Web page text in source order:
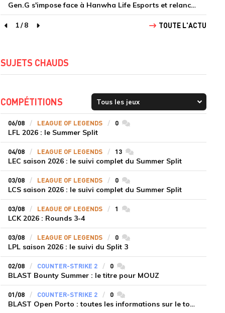
Gen.G s'impose face à Hanwha Life Esports et relance sa dynamique en LCK
page précédente
1/8
page suivante
TOUTE L'ACTU
SUJETS CHAUDS
COMPÉTITIONS
06/08 LEAGUE OF LEGENDS 0commentaires
LFL 2026 : le Summer Split
04/08 LEAGUE OF LEGENDS 13commentaires
LEC saison 2026 : le suivi complet du Summer Split
03/08 LEAGUE OF LEGENDS 0commentaires
LCS saison 2026 : le suivi complet du Summer Split
03/08 LEAGUE OF LEGENDS 1 commentaires
LCK 2026 : Rounds 3-4
03/08 LEAGUE OF LEGENDS 0commentaires
LPL saison 2026 : le suivi du Split 3
02/08 COUNTER-STRIKE 2 0commentaires
BLAST Bounty Summer : le titre pour MOUZ
01/08 COUNTER-STRIKE 2 0commentaires
BLAST Open Porto : toutes les informations sur le tournoi